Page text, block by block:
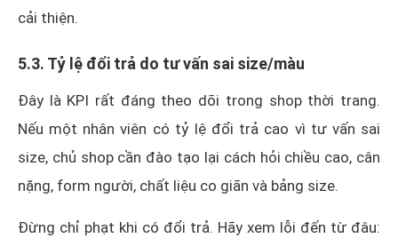
cải thiện.
5.3. Tỷ lệ đổi trả do tư vấn sai size/màu
Đây là KPI rất đáng theo dõi trong shop thời trang.
Nếu một nhân viên có tỷ lệ đổi trả cao vì tư vấn sai
size, chủ shop cần đào tạo lại cách hỏi chiều cao, cân
nặng, form người, chất liệu co giãn và bảng size.
Đừng chỉ phạt khi có đổi trả. Hãy xem lỗi đến từ đâu: